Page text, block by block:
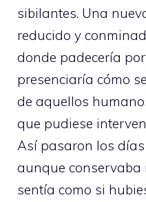
sibilantes. Una
reducido y
donde padecería
presenciaría cómo
de aquellos
que pudiese
Así pasaron los
aunque conservaba
sentía como si